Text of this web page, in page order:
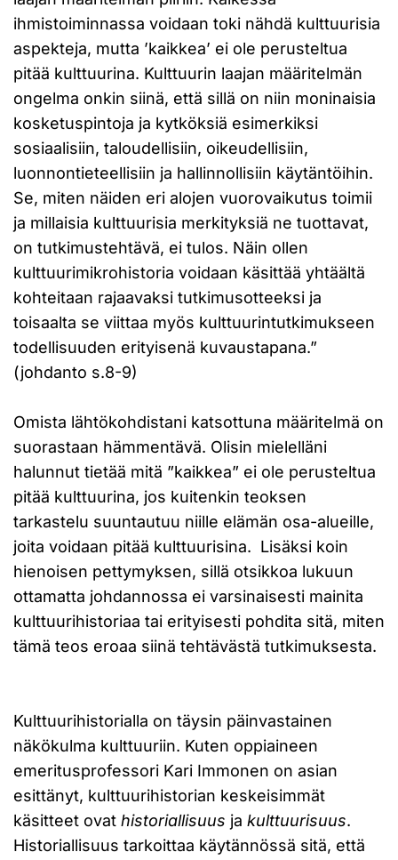
ihmistoiminnassa voidaan toki nähdä kulttuurisia
aspekteja, mutta ’kaikkea’ ei ole perusteltua
pitää kulttuurina. Kulttuurin laajan määritelmän
ongelma onkin siinä, että sillä on niin moninaisia
kosketuspintoja ja kytköksiä esimerkiksi
sosiaalisiin, taloudellisiin, oikeudellisiin,
luonnontieteellisiin ja hallinnollisiin käytäntöihin.
Se, miten näiden eri alojen vuorovaikutus toimii
ja millaisia kulttuurisia merkityksiä ne tuottavat,
on tutkimustehtävä, ei tulos. Näin ollen
kulttuurimikrohistoria voidaan käsittää yhtäältä
kohteitaan rajaavaksi tutkimusotteeksi ja
toisaalta se viittaa myös kulttuurintutkimukseen
todellisuuden erityisenä kuvaustapana.”
(johdanto s.8-9)
Omista lähtökohdistani katsottuna määritelmä on
suorastaan hämmentävä. Olisin mielelläni
halunnut tietää mitä ”kaikkea” ei ole perusteltua
pitää kulttuurina, jos kuitenkin teoksen
tarkastelu suuntautuu niille elämän osa-alueille,
joita voidaan pitää kulttuurisina. Lisäksi koin
hienoisen pettymyksen, sillä otsikkoa lukuun
ottamatta johdannossa ei varsinaisesti mainita
kulttuurihistoriaa tai erityisesti pohdita sitä, miten
tämä teos eroaa siinä tehtävästä tutkimuksesta.
Kulttuurihistorialla on täysin päinvastainen
näkökulma kulttuuriin. Kuten oppiaineen
emeritusprofessori Kari Immonen on asian
esittänyt, kulttuurihistorian keskeisimmät
käsitteet ovat historiallisuus ja kulttuurisuus.
Historiallisuus tarkoittaa käytännössä sitä, että